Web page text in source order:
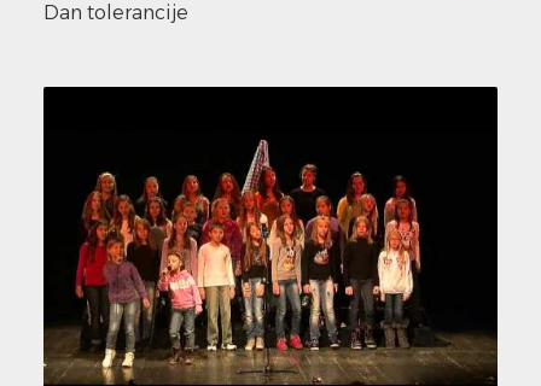
Dan tolerancije